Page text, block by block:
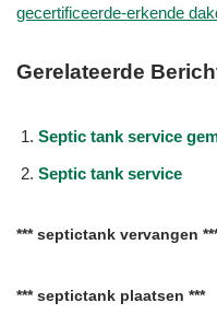
gecertificeerde-erkende
Gerelateerde
Septic tank service
Septic tank service
*** septictank vervangen
*** septictank plaatsen ***